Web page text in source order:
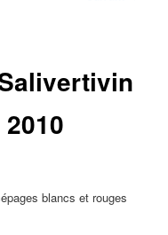
blancs et rouges